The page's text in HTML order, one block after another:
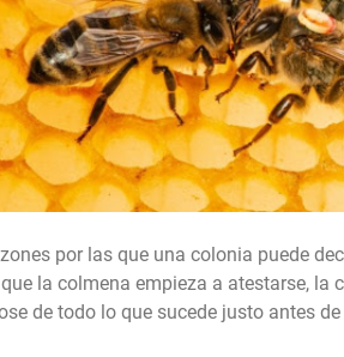
por las que una colonia puede
la colmena empieza a atestarse,
de todo lo que sucede justo antes